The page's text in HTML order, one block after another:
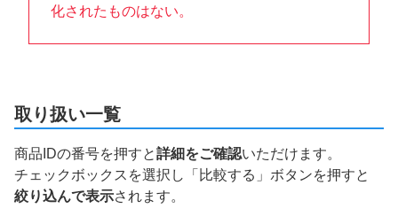
化されたものはない。
取り扱い一覧
商品IDの番号を押すと詳細をご確認いただけます。
チェックボックスを選択し「比較する」ボタンを押すと
絞り込んで表示されます。